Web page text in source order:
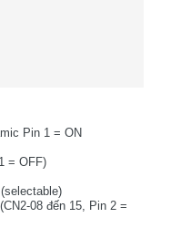
Pin 1 = ON
= OFF)
08 đến 15, Pin 2 =